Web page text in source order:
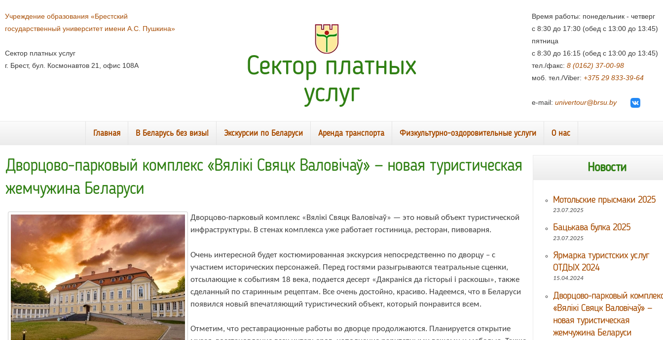
Учреждение образования «Брестский
государственный университет имени А.С. Пушкина»
Сектор платных услуг
г. Брест, бул. Космонавтов 21, офис 108А
Сектор платных
услуг
Время работы: понедельник - четверг
с 8:30 до 17:30 (обед с 13:00 до 13:45)
пятница
с 8:30 до 16:15 (обед с 13:00 до 13:45)
тел./факс: 8 (0162) 37-00-98
моб. тел./Viber: +375 29 833-39-64
e-mail: univertour@brsu.by
Главная В Беларусь без визы! Экскурсии по Беларуси Аренда транспорта Физкультурно-оздоровительные услуги О нас
Дворцово-парковый комплекс «Вялікі Свяцк Валовічаў» — новая туристическая
жемчужина Беларуси
Дворцово-парковый комплекс «Вялікі Свяцк Валовічаў» — это новый объект туристической
инфраструктуры. В стенах комплекса уже работает гостиница, ресторан, пивоварня.
Очень интересной будет костюмированная экскурсия непосредственно по дворцу – с
участием исторических персонажей. Перед гостями разыгрываются театральные сценки,
отсылающие к событиям 18 века, подается десерт «Дакраніся да гісторыі і раскошы», также
сделанный по старинным рецептам. Все очень достойно, красиво. Надеемся, что в Беларуси
появился новый впечатляющий туристический объект, который понравится всем.
Отметим, что реставрационные работы во дворце продолжаются. Планируется открытие
Новости
Мотольские прысмаки 2025
23.07.2025
Бацькава булка 2025
23.07.2025
Ярмарка туристских услуг
ОТДЫХ 2024
15.04.2024
Дворцово-парковый
«Вялікі Свяцк Валовічаў» —
новая туристическая
жемчужина Беларуси